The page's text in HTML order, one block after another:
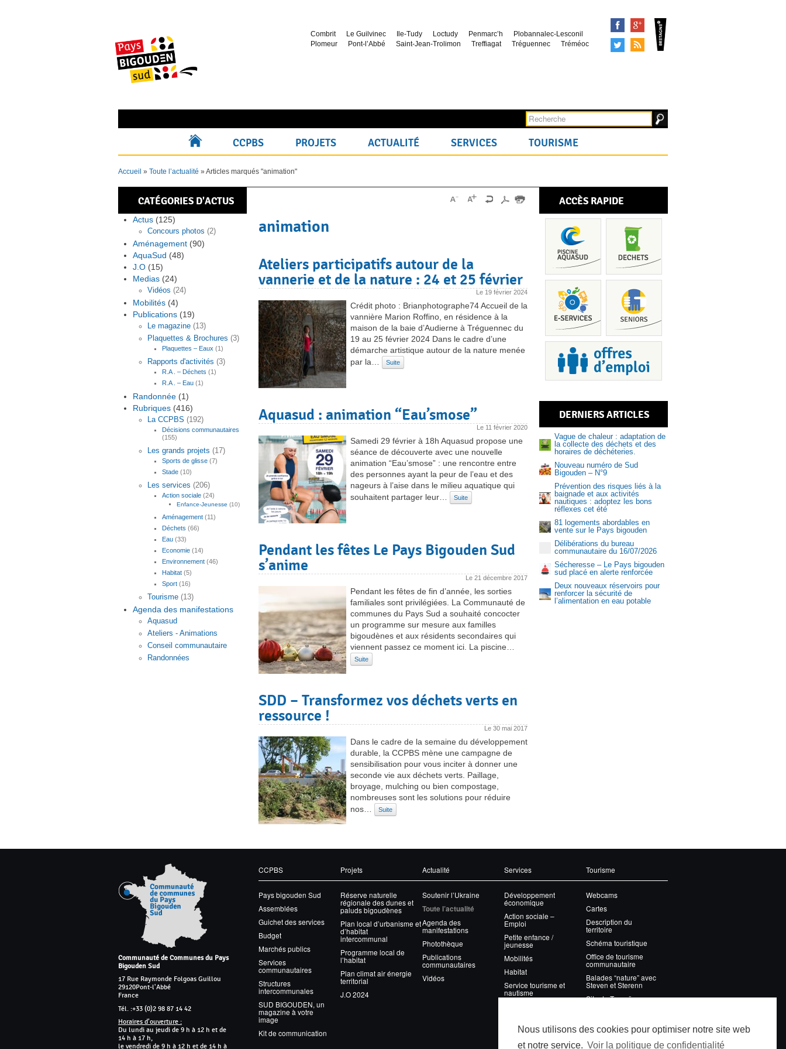
Combrit Le Guilvinec Ile-Tudy Loctudy Penmarc’h
Plobannalec-Lesconil
Plomeur
Pont-l’Abbé Saint-Jean-Trolimon Treffiagat Tréguennec Tréméoc
FacebookGoogle+
TweeterSyndication
CCPBS PROJETS ACTUALITÉ SERVICES TOURISME
Accueil » Toute l’actualité » Articles marqués "animation"
CATÉGORIES D'ACTUS
Actus (125)
Concours photos (2)
Aménagement (90)
AquaSud (48)
J.O (15)
Medias (24)
Vidéos (24)
Mobilités (4)
Publications (19)
Le magazine (13)
Plaquettes & Brochures (3)
Plaquettes – Eaux (1)
Rapports d'activités (3)
R.A . – Déchets (1)
R.A . – Eau (1)
Randonnée (1)
Rubriques (416)
La CCPBS (192)
Décisions communautaires
(155)
Les grands projets (17)
Sports de glisse (7)
Stade (10)
Les services (206)
Action sociale (24)
Enfance-Jeunesse (10)
Aménagement (11)
Déchets (66)
Eau (33)
Economie (14)
Environnement (46)
Habitat (5)
Sport (16)
Tourisme (13)
Agenda des manifestations
Aquasud
Ateliers - Animations
Conseil communautaire
Randonnées
animation
Ateliers participatifs autour de la
vannerie et de la nature : 24 et 25 février
Le 19 février 2024
Crédit photo : Brianphotographe74 Accueil de la
vannière Marion Roffino, en résidence à la
maison de la baie d’Audierne à Tréguennec du
19 au 25 février 2024 Dans le cadre d’une
démarche artistique autour de la nature menée
par la…
Suite
Aquasud : animation “Eau’smose”
Le 11 février 2020
Samedi 29 février à 18h Aquasud propose une
séance de découverte avec une nouvelle
animation “Eau’smose” : une rencontre entre
des personnes ayant la peur de l’eau et des
nageurs à l’aise dans le milieu aquatique qui
souhaitent partager leur…
Suite
Pendant les fêtes Le Pays Bigouden Sud
s’anime
Le 21 décembre 2017
Pendant les fêtes de fin d’année, les sorties
familiales sont privilégiées. La Communauté de
communes du Pays Sud a souhaité concocter
un programme sur mesure aux familles
bigoudènes et aux résidents secondaires qui
viennent passez ce moment ici. La piscine…
Suite
SDD – Transformez vos déchets verts en
ressource !
Le 30 mai 2017
Dans le cadre de la semaine du développement
durable, la CCPBS mène une campagne de
sensibilisation pour vous inciter à donner une
seconde vie aux déchets verts. Paillage,
broyage, mulching ou bien compostage,
nombreuses sont les solutions pour réduire
nos…
Suite
ACCÈS RAPIDE
DERNIERS ARTICLES
Vague de chaleur : adaptation de
la collecte des déchets et des
horaires de déchéteries.
Nouveau numéro de Sud
Bigouden – N°9
Prévention des risques liés à la
baignade et aux activités
nautiques : adoptez les bons
réflexes cet été
81 logements abordables en
vente sur le Pays bigouden
Délibérations du bureau
communautaire du 16/07/2026
Sécheresse – Le Pays bigouden
sud placé en alerte renforcée
Deux nouveaux réservoirs pour
renforcer la sécurité de
l’alimentation en eau potable
Communauté de Communes du Pays
Bigouden Sud
17 Rue Raymonde Folgoas Guillou
29120Pont-l'Abbé
France
Tél. :+33 (0)2 98 87 14 42
Horaires d’ouverture :
Du lundi au jeudi de 9 h à 12 h et de
14 h à 17 h,
le vendredi de 9 h à 12 h et de 14 h à
CCPBS
Pays bigouden Sud
Assemblées
Guichet des services
Budget
Marchés publics
Services
communautaires
Structures
intercommunales
SUD BIGOUDEN, un
magazine à votre
image
Kit de communication
Projets
Réserve naturelle
régionale des dunes et
paluds bigoudènes
Plan local d’urbanisme et
d’habitat
intercommunal
Programme local de
l’habitat
Plan climat air énergie
territorial
J.O 2024
Actualité
Soutenir l’Ukraine
Toute l’actualité
Agenda des
manifestations
Photothèque
Publications
communautaires
Vidéos
Services
Développement
économique
Action sociale –
Emploi
Petite enfance /
jeunesse
Mobilités
Habitat
Service tourisme et
nautisme
Assainissement
Environnement
Tourisme
Webcams
Cartes
Description du
territoire
Schéma touristique
Office de tourisme
communautaire
Balades “nature” avec
Steven et Sterenn
Site de Tronoën
Nous utilisons des cookies pour optimiser notre site web
et notre service. Voir la politique de confidentialité